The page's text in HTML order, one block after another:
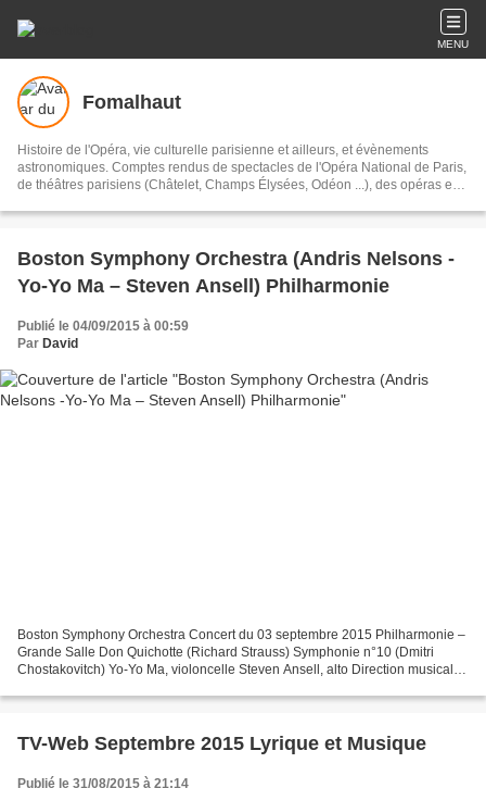
MENU
Fomalhaut
Histoire de l'Opéra, vie culturelle parisienne et ailleurs, et évènements
astronomiques. Comptes rendus de spectacles de l'Opéra National de Paris,
de théâtres parisiens (Châtelet, Champs Élysées, Odéon ...), des opéras en
Allemagne, Espagne, Angleterre...).
Boston Symphony Orchestra (Andris Nelsons -
Yo-Yo Ma – Steven Ansell) Philharmonie
Publié le 04/09/2015 à 00:59
Par David
Boston Symphony Orchestra Concert du 03 septembre 2015 Philharmonie –
Grande Salle Don Quichotte (Richard Strauss) Symphonie n°10 (Dmitri
Chostakovitch) Yo-Yo Ma, violoncelle Steven Ansell, alto Direction musicale
TV-Web Septembre 2015 Lyrique et Musique
Publié le 31/08/2015 à 21:14